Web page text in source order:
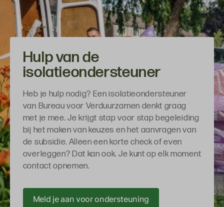
Hulp van de
isolatieondersteuner
Heb je hulp nodig? Een isolatieondersteuner
van Bureau voor Verduurzamen denkt graag
met je mee. Je krijgt stap voor stap begeleiding
bij het maken van keuzes en het aanvragen van
de subsidie. Alleen een korte check of even
overleggen? Dat kan ook. Je kunt op elk moment
contact opnemen.
Meld je aan voor ondersteuning